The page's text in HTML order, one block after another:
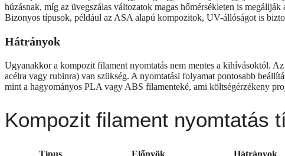
húzásnak, míg az üvegszálas változatok magas hőmérsékleten is
Bizonyos típusok, például az ASA alapú kompozitok, UV-állóságot is
Hátrányok
Ugyanakkor a kompozit filament nyomtatás nem mentes a kihívásoktól.
acélra vagy rubinra) van szükség. A nyomtatási folyamat pontosabb
mint a hagyományos PLA vagy ABS filamenteké, ami költségérzékeny
Kompozit filament nyomtatás
Típus Előnyök Hátrányok